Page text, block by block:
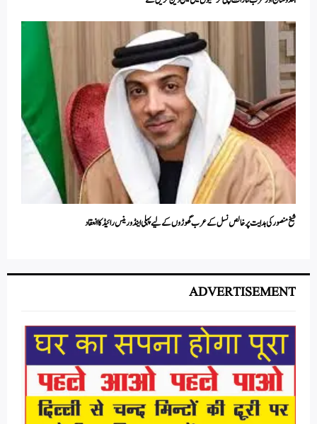
شیخ منصور کی ہدایت پر خالص نسل کے عرب گھوڑوں کے لیے پہلی اینڈورینس رائیڈ کا انعقاد
ADVERTISEMENT